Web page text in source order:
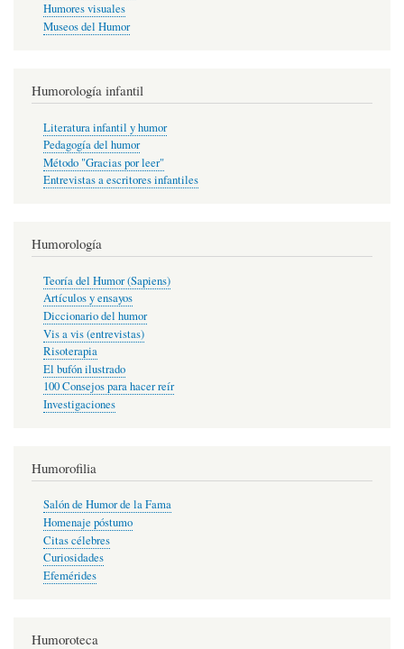
Humores visuales
Museos del Humor
Humorología infantil
Literatura infantil y humor
Pedagogía del humor
Método "Gracias por leer"
Entrevistas a escritores infantiles
Humorología
Teoría del Humor (Sapiens)
Artículos y ensayos
Diccionario del humor
Vis a vis (entrevistas)
Risoterapia
El bufón ilustrado
100 Consejos para hacer reír
Investigaciones
Humorofilia
Salón de Humor de la Fama
Homenaje póstumo
Citas célebres
Curiosidades
Efemérides
Humoroteca